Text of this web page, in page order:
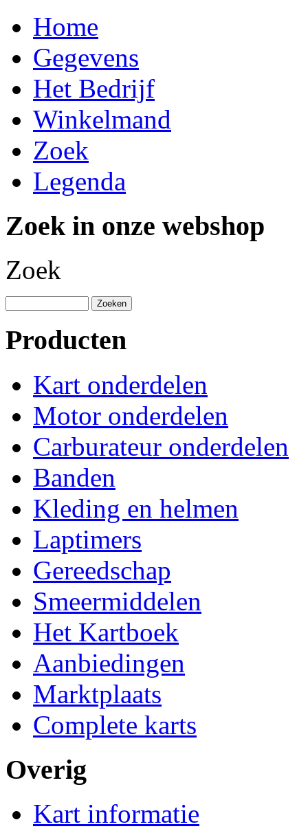
Home
Gegevens
Het Bedrijf
Winkelmand
Zoek
Legenda
Zoek in onze webshop
Zoek
Producten
Kart onderdelen
Motor onderdelen
Carburateur onderdelen
Banden
Kleding en helmen
Laptimers
Gereedschap
Smeermiddelen
Het Kartboek
Aanbiedingen
Marktplaats
Complete karts
Overig
Kart informatie